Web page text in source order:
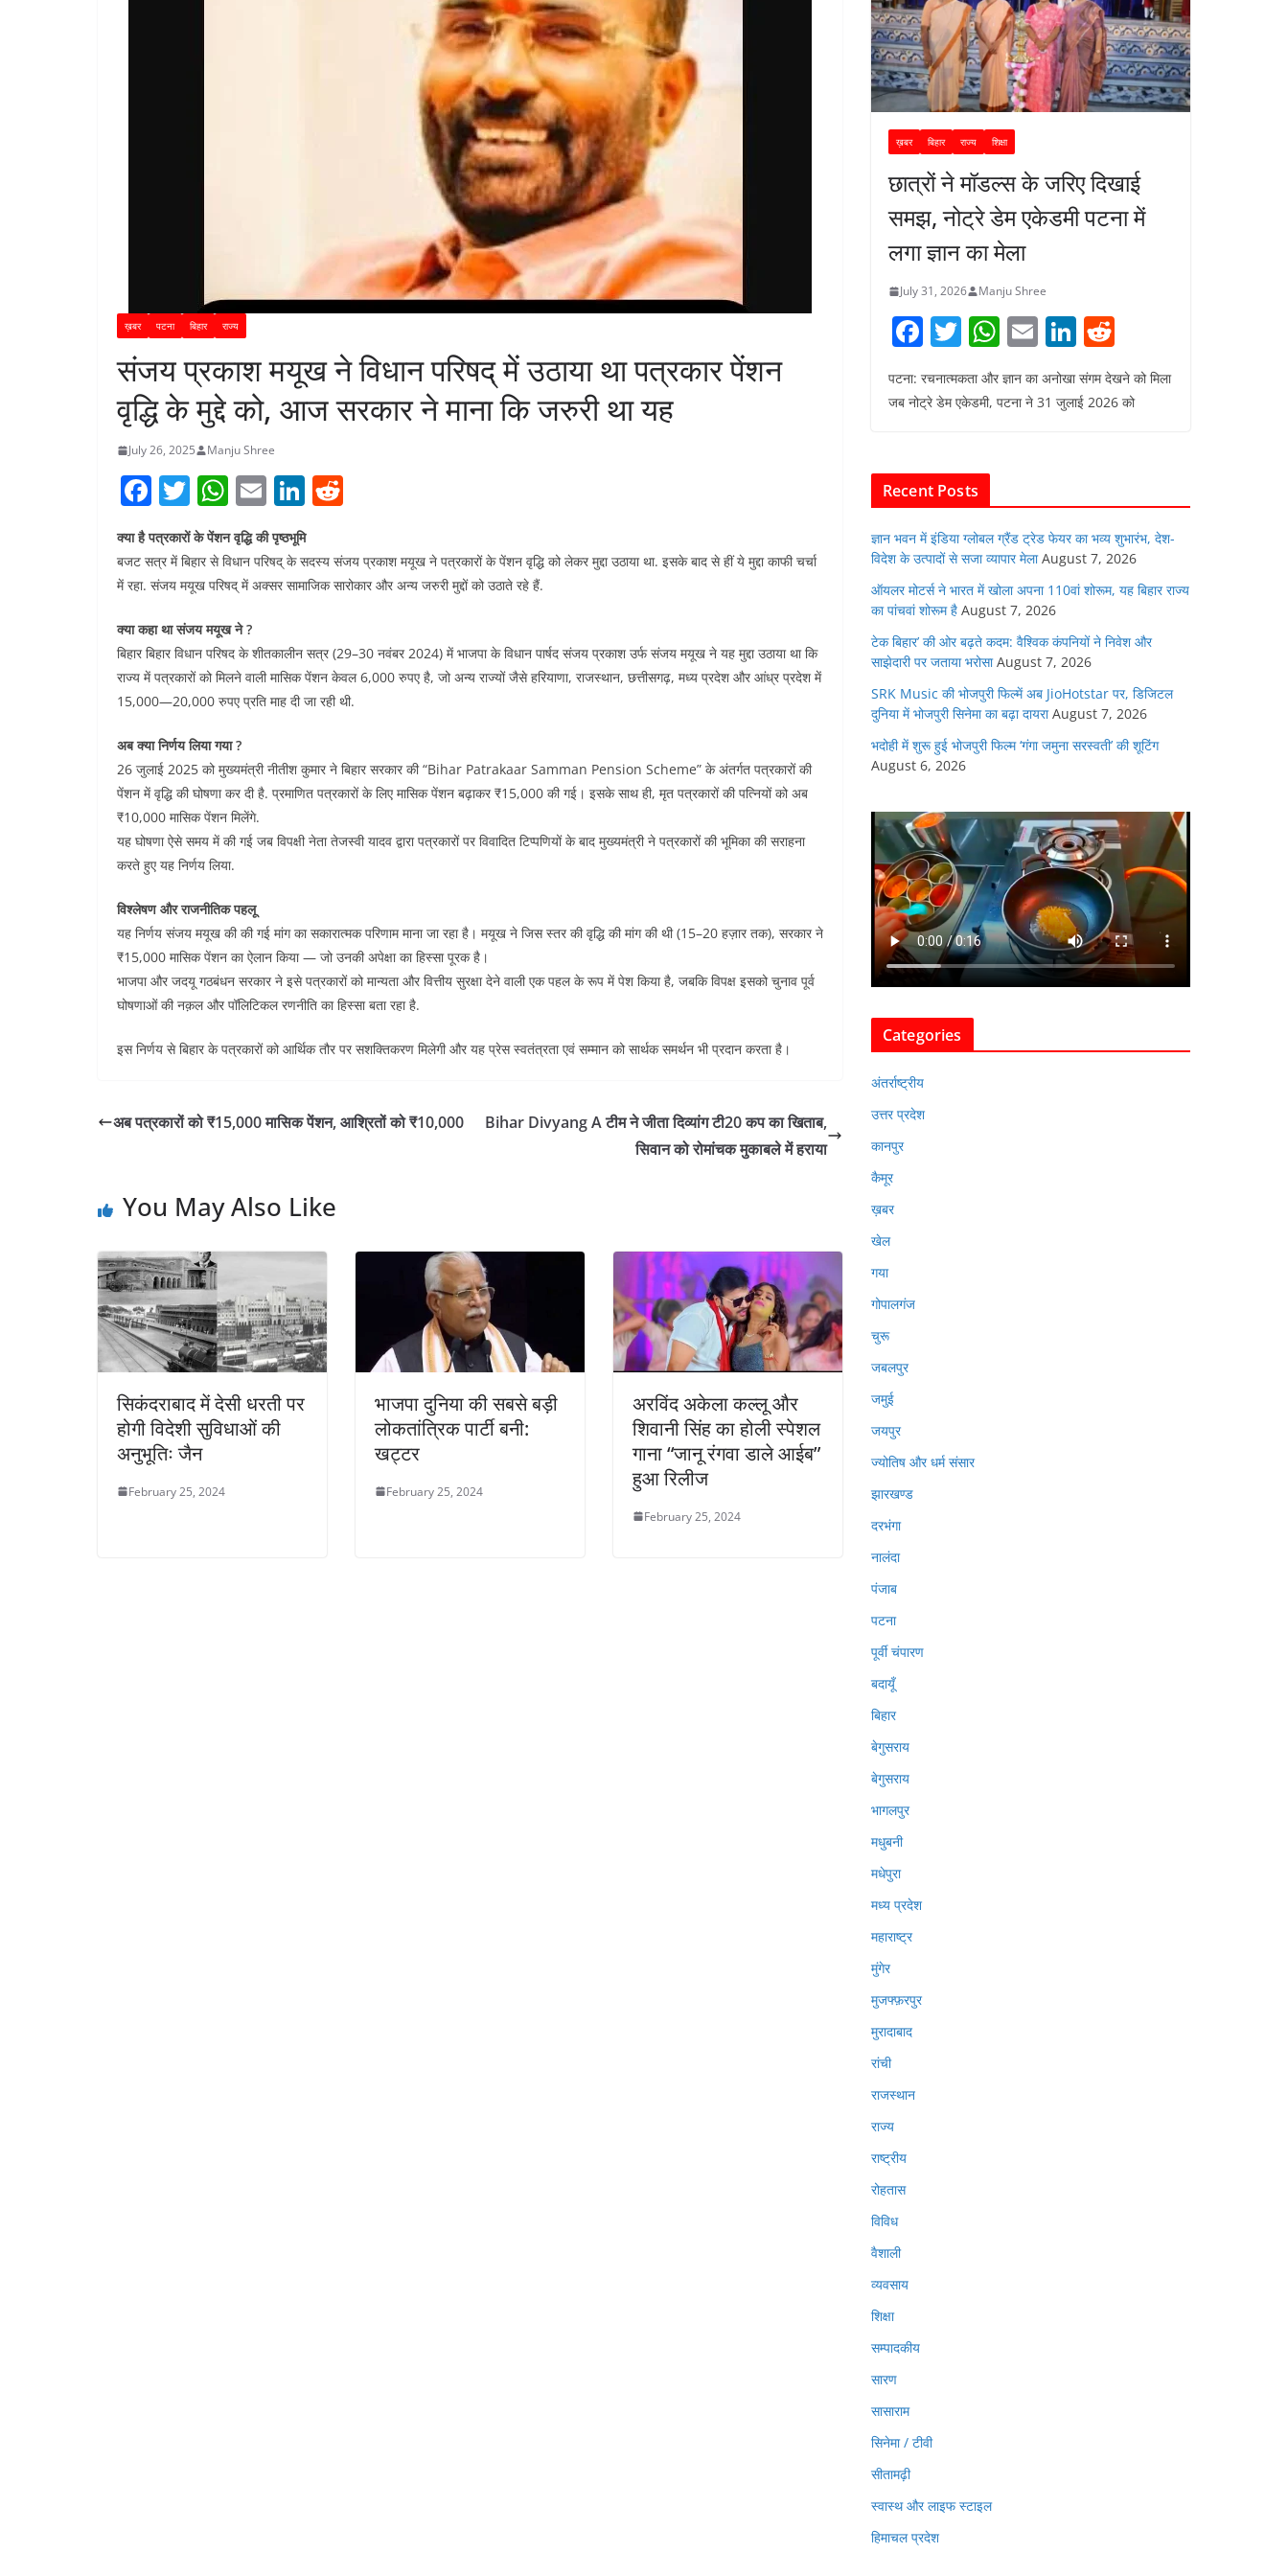
ख़बर पटना बिहार राज्य
संजय प्रकाश मयूख ने विधान परिषद् में उठाया था पत्रकार पेंशन
वृद्धि के मुद्दे को, आज सरकार ने माना कि जरुरी था यह
July 26, 2025 Manju Shree
F
c
e
o
o
k
T
w
itt
er
W
h
at
s
A
p
p
E
m
ai
l
Li
k
e
n
d
di
क्या है पत्रकारों के पेंशन वृद्धि की पृष्ठभूमि
बजट सत्र में बिहार से विधान परिषद् के सदस्य संजय प्रकाश मयूख ने पत्रकारों के पेंशन वृद्धि को लेकर मुद्दा उठाया था. इसके बाद से हीं ये मुद्दा काफी चर्चा
में रहा. संजय मयूख परिषद् में अक्सर सामाजिक सारोकार और अन्य जरुरी मुद्दों को उठाते रहे हैं.
क्या कहा था संजय मयूख ने ?
बिहार बिहार विधान परिषद के शीतकालीन सत्र (29–30 नवंबर 2024) में भाजपा के विधान पार्षद संजय प्रकाश उर्फ संजय मयूख ने यह मुद्दा उठाया था कि
राज्य में पत्रकारों को मिलने वाली मासिक पेंशन केवल 6,000 रुपए है, जो अन्य राज्यों जैसे हरियाणा, राजस्थान, छत्तीसगढ़, मध्य प्रदेश और आंध्र प्रदेश में
15,000—20,000 रुपए प्रति माह दी जा रही थी.
अब क्या निर्णय लिया गया ?
26 जुलाई 2025 को मुख्यमंत्री नीतीश कुमार ने बिहार सरकार की “Bihar Patrakaar Samman Pension Scheme” के अंतर्गत पत्रकारों की
पेंशन में वृद्धि की घोषणा कर दी है. प्रमाणित पत्रकारों के लिए मासिक पेंशन बढ़ाकर ₹15,000 की गई। इसके साथ ही, मृत पत्रकारों की पत्नियों को अब
₹10,000 मासिक पेंशन मिलेंगे.
यह घोषणा ऐसे समय में की गई जब विपक्षी नेता तेजस्वी यादव द्वारा पत्रकारों पर विवादित टिप्पणियों के बाद मुख्यमंत्री ने पत्रकारों की भूमिका की सराहना
करते हुए यह निर्णय लिया.
विश्लेषण और राजनीतिक पहलू
यह निर्णय संजय मयूख की की गई मांग का सकारात्मक परिणाम माना जा रहा है। मयूख ने जिस स्तर की वृद्धि की मांग की थी (15–20 हज़ार तक), सरकार ने
₹15,000 मासिक पेंशन का ऐलान किया — जो उनकी अपेक्षा का हिस्सा पूरक है।
भाजपा और जदयू गठबंधन सरकार ने इसे पत्रकारों को मान्यता और वित्तीय सुरक्षा देने वाली एक पहल के रूप में पेश किया है, जबकि विपक्ष इसको चुनाव पूर्व
घोषणाओं की नक़ल और पॉलिटिकल रणनीति का हिस्सा बता रहा है.
इस निर्णय से बिहार के पत्रकारों को आर्थिक तौर पर सशक्तिकरण मिलेगी और यह प्रेस स्वतंत्रता एवं सम्मान को सार्थक समर्थन भी प्रदान करता है।
अब पत्रकारों को ₹15,000 मासिक पेंशन, आश्रितों को ₹10,000
Bihar Divyang A टीम ने जीता दिव्यांग टी20 कप का खिताब,
सिवान को रोमांचक मुकाबले में हराया
You May Also Like
सिकंदराबाद में देसी धरती पर
होगी विदेशी सुविधाओं की
अनुभूतिः जैन
February 25, 2024
भाजपा दुनिया की सबसे बड़ी
लोकतांत्रिक पार्टी बनी:
खट्टर
February 25, 2024
अरविंद अकेला कल्लू और
शिवानी सिंह का होली स्पेशल
गाना “जानू रंगवा डाले आईब”
हुआ रिलीज
February 25, 2024
ख़बर बिहार राज्य शिक्षा
छात्रों ने मॉडल्स के जरिए दिखाई
समझ, नोट्रे डेम एकेडमी पटना में
लगा ज्ञान का मेला
July 31, 2026 Manju Shree
F
c
e
o
o
k
T
itt
W
at
p
E
m
ai
Li
n
k
e
e
d
पटना: रचनात्मकता और ज्ञान का अनोखा संगम देखने को मिला
जब नोट्रे डेम एकेडमी, पटना ने 31 जुलाई 2026 को
Recent Posts
ज्ञान भवन में इंडिया ग्लोबल ग्रैंड ट्रेड फेयर का भव्य शुभारंभ, देश-
विदेश के उत्पादों से सजा व्यापार मेला August 7, 2026
ऑयलर मोटर्स ने भारत में खोला अपना 110वां शोरूम, यह बिहार राज्य
का पांचवां शोरूम है August 7, 2026
टेक बिहार’ की ओर बढ़ते कदम: वैश्विक कंपनियों ने निवेश और
साझेदारी पर जताया भरोसा August 7, 2026
SRK Music की भोजपुरी फिल्में अब JioHotstar पर, डिजिटल
दुनिया में भोजपुरी सिनेमा का बढ़ा दायरा August 7, 2026
भदोही में शुरू हुई भोजपुरी फिल्म ‘गंगा जमुना सरस्वती’ की शूटिंग
August 6, 2026
Categories
अंतर्राष्ट्रीय
उत्तर प्रदेश
कानपुर
कैमूर
ख़बर
खेल
गया
गोपालगंज
चुरू
जबलपुर
जमुई
जयपुर
ज्योतिष और धर्म संसार
झारखण्ड
दरभंगा
नालंदा
पंजाब
पटना
पूर्वी चंपारण
बदायूँ
बिहार
बेगुसराय
बेगुसराय
भागलपुर
मधुबनी
मधेपुरा
मध्य प्रदेश
महाराष्ट्र
मुंगेर
मुजफ्फ़रपुर
मुरादाबाद
रांची
राजस्थान
राज्य
राष्ट्रीय
रोहतास
विविध
वैशाली
व्यवसाय
शिक्षा
सम्पादकीय
सारण
सासाराम
सिनेमा / टीवी
सीतामढ़ी
स्वास्थ और लाइफ स्टाइल
हिमाचल प्रदेश